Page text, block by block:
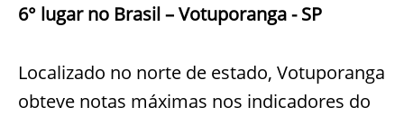
6° lugar no Brasil – Votuporanga - SP
Localizado no norte de estado, Votuporanga
obteve notas máximas nos indicadores do